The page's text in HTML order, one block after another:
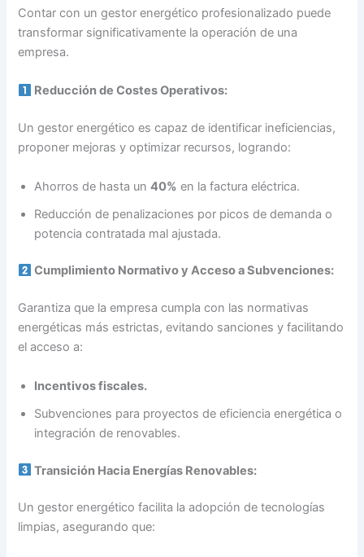
Contar con un gestor energético profesionalizado puede
transformar significativamente la operación de una
empresa.
Reducción de Costes Operativos:
Un gestor energético es capaz de identificar ineficiencias,
proponer mejoras y optimizar recursos, logrando:
Ahorros de hasta un40% en la factura eléctrica.
Reducción de penalizaciones por picos de demanda o
potencia contratada mal ajustada.
Cumplimiento Normativo y Acceso a Subvenciones:
Garantiza que la empresa cumpla con las normativas
energéticas más estrictas, evitando sanciones y facilitando
el acceso a:
Incentivos fiscales.
Subvenciones para proyectos de eficiencia energética o
integración de renovables.
Transición Hacia Energías Renovables:
Un gestor energético facilita la adopción de tecnologías
limpias, asegurando que: